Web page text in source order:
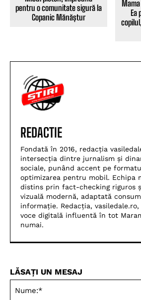
pentru o comunitate sigură la
Copanic Mănăștur
Ea
REDACTIE
Fondată în 2016, redacția
intersecția dintre jurnalism și
sociale, punând accent pe
optimizarea pentru mobil. Echipa
distins prin fact-checking riguros
vizuală modernă, adaptată
informație. Redacția,
voce digitală influentă în tot
numai.
LĂSAȚI UN MESAJ